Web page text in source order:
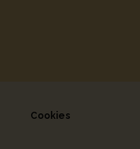
Cookies